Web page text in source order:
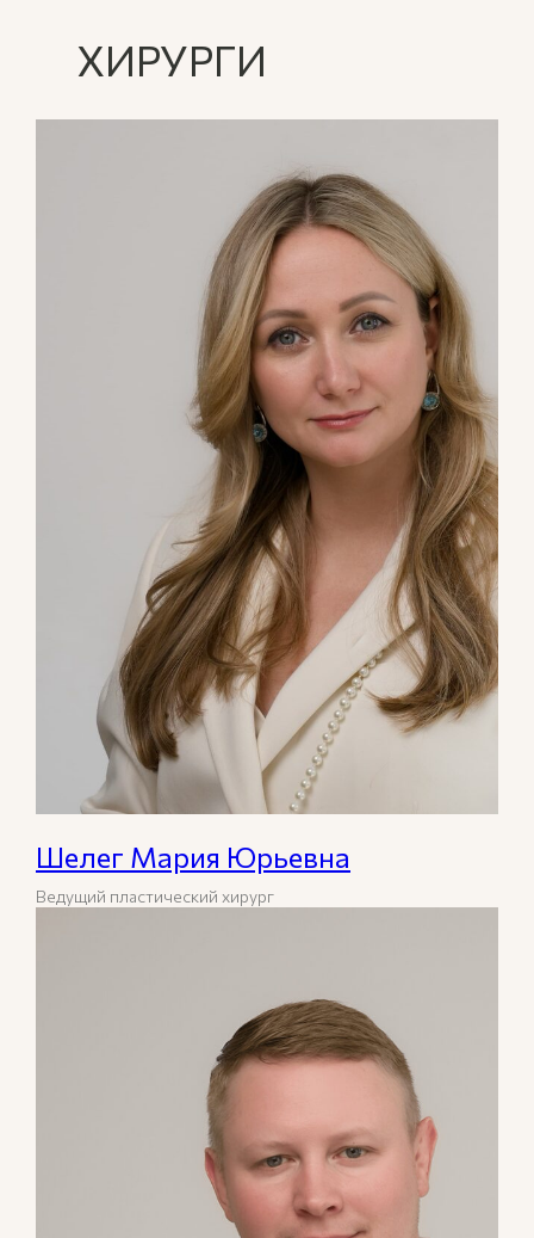
ХИРУРГИ
Шелег Мария Юрьевна
Ведущий пластический хирург